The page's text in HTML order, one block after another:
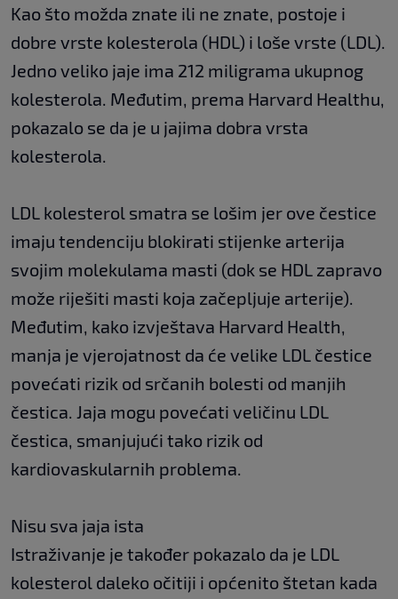
Kao što možda znate ili ne znate, postoje i
dobre vrste kolesterola (HDL) i loše vrste (LDL).
Jedno veliko jaje ima 212 miligrama ukupnog
kolesterola. Međutim, prema Harvard Healthu,
pokazalo se da je u jajima dobra vrsta
kolesterola.
LDL kolesterol smatra se lošim jer ove čestice
imaju tendenciju blokirati stijenke arterija
svojim molekulama masti (dok se HDL zapravo
može riješiti masti koja začepljuje arterije).
Međutim, kako izvještava Harvard Health,
manja je vjerojatnost da će velike LDL čestice
povećati rizik od srčanih bolesti od manjih
čestica. Jaja mogu povećati veličinu LDL
čestica, smanjujući tako rizik od
kardiovaskularnih problema.
Nisu sva jaja ista
Istraživanje je također pokazalo da je LDL
kolesterol daleko očitiji i općenito štetan kada